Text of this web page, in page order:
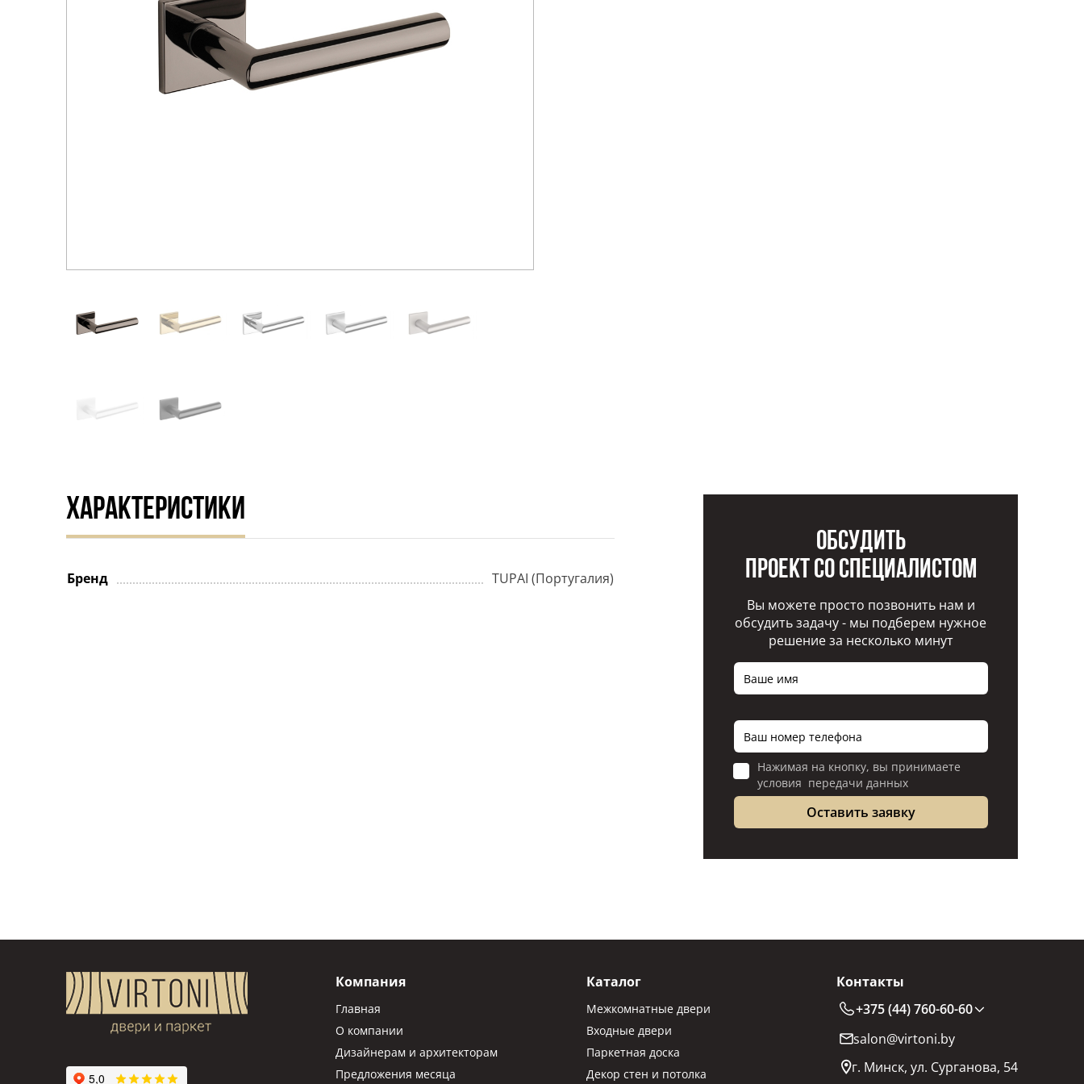
ХАРАКТЕРИСТИКИ
Бренд TUPAI (Португалия)
Обсудить
проект со специалистом
Вы можете просто позвонить нам и
обсудить задачу - мы подберем нужное
решение за несколько минут
Нажимая на кнопку, вы принимаете
условия передачи данных
Компания
Главная
О компании
Дизайнерам и архитекторам
Предложения месяца
Каталог
Межкомнатные двери
Входные двери
Паркетная доска
Декор стен и потолка
Контакты
+375 (44) 760-60-60
salon@virtoni.by
г. Минск, ул. Сурганова, 54